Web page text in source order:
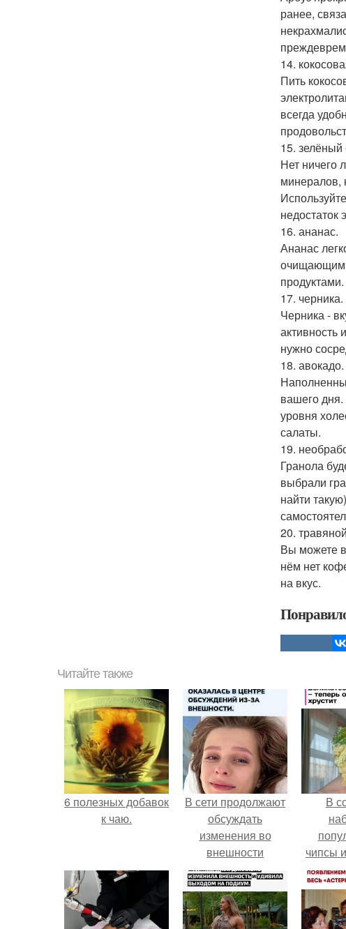
ранее,
14.
Пить
всегда
15. зелёный
Нет ничего
минералов,
недостаток
16. ананас.
Ананас
очищающими
продуктами.
17. черника.
Черника -
активность
нужно
18. авокадо.
вашего
уровня
салаты.
19.
Гранола
выбрали
найти
20.
Вы можете
нём нет
на вкус.
Читайте также
6 полезных добавок
к чаю.
В сети продолжают
обсуждать
изменения во
внешности
актрисы.
В
чипсы